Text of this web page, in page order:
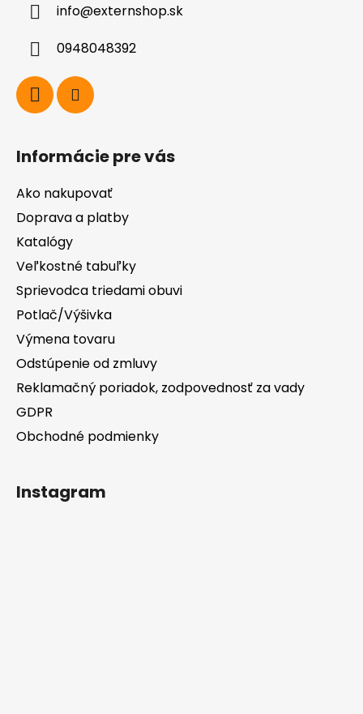
k
info@externshop.sk
0948048392
Informácie pre vás
Ako nakupovať
Doprava a platby
Katalógy
Veľkostné tabuľky
Sprievodca triedami obuvi
Potlač/Výšivka
Výmena tovaru
Odstúpenie od zmluvy
Reklamačný poriadok, zodpovednosť za vady
GDPR
Obchodné podmienky
Instagram